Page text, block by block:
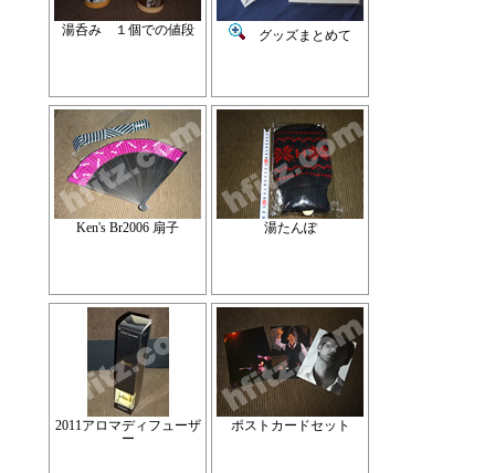
湯呑み １個での値段 グッズまとめて
Ken's Br2006 扇子 湯たんぽ
2011アロマディフューザ
ー
ポストカードセット